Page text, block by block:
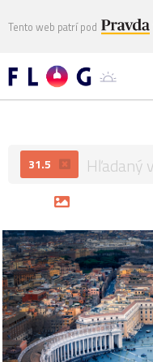
Tento web patrí pod
31.5